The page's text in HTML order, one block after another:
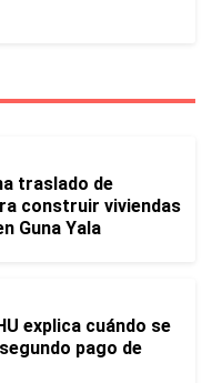
traslado de
construir viviendas
Guna Yala
explica cuándo se
pago de